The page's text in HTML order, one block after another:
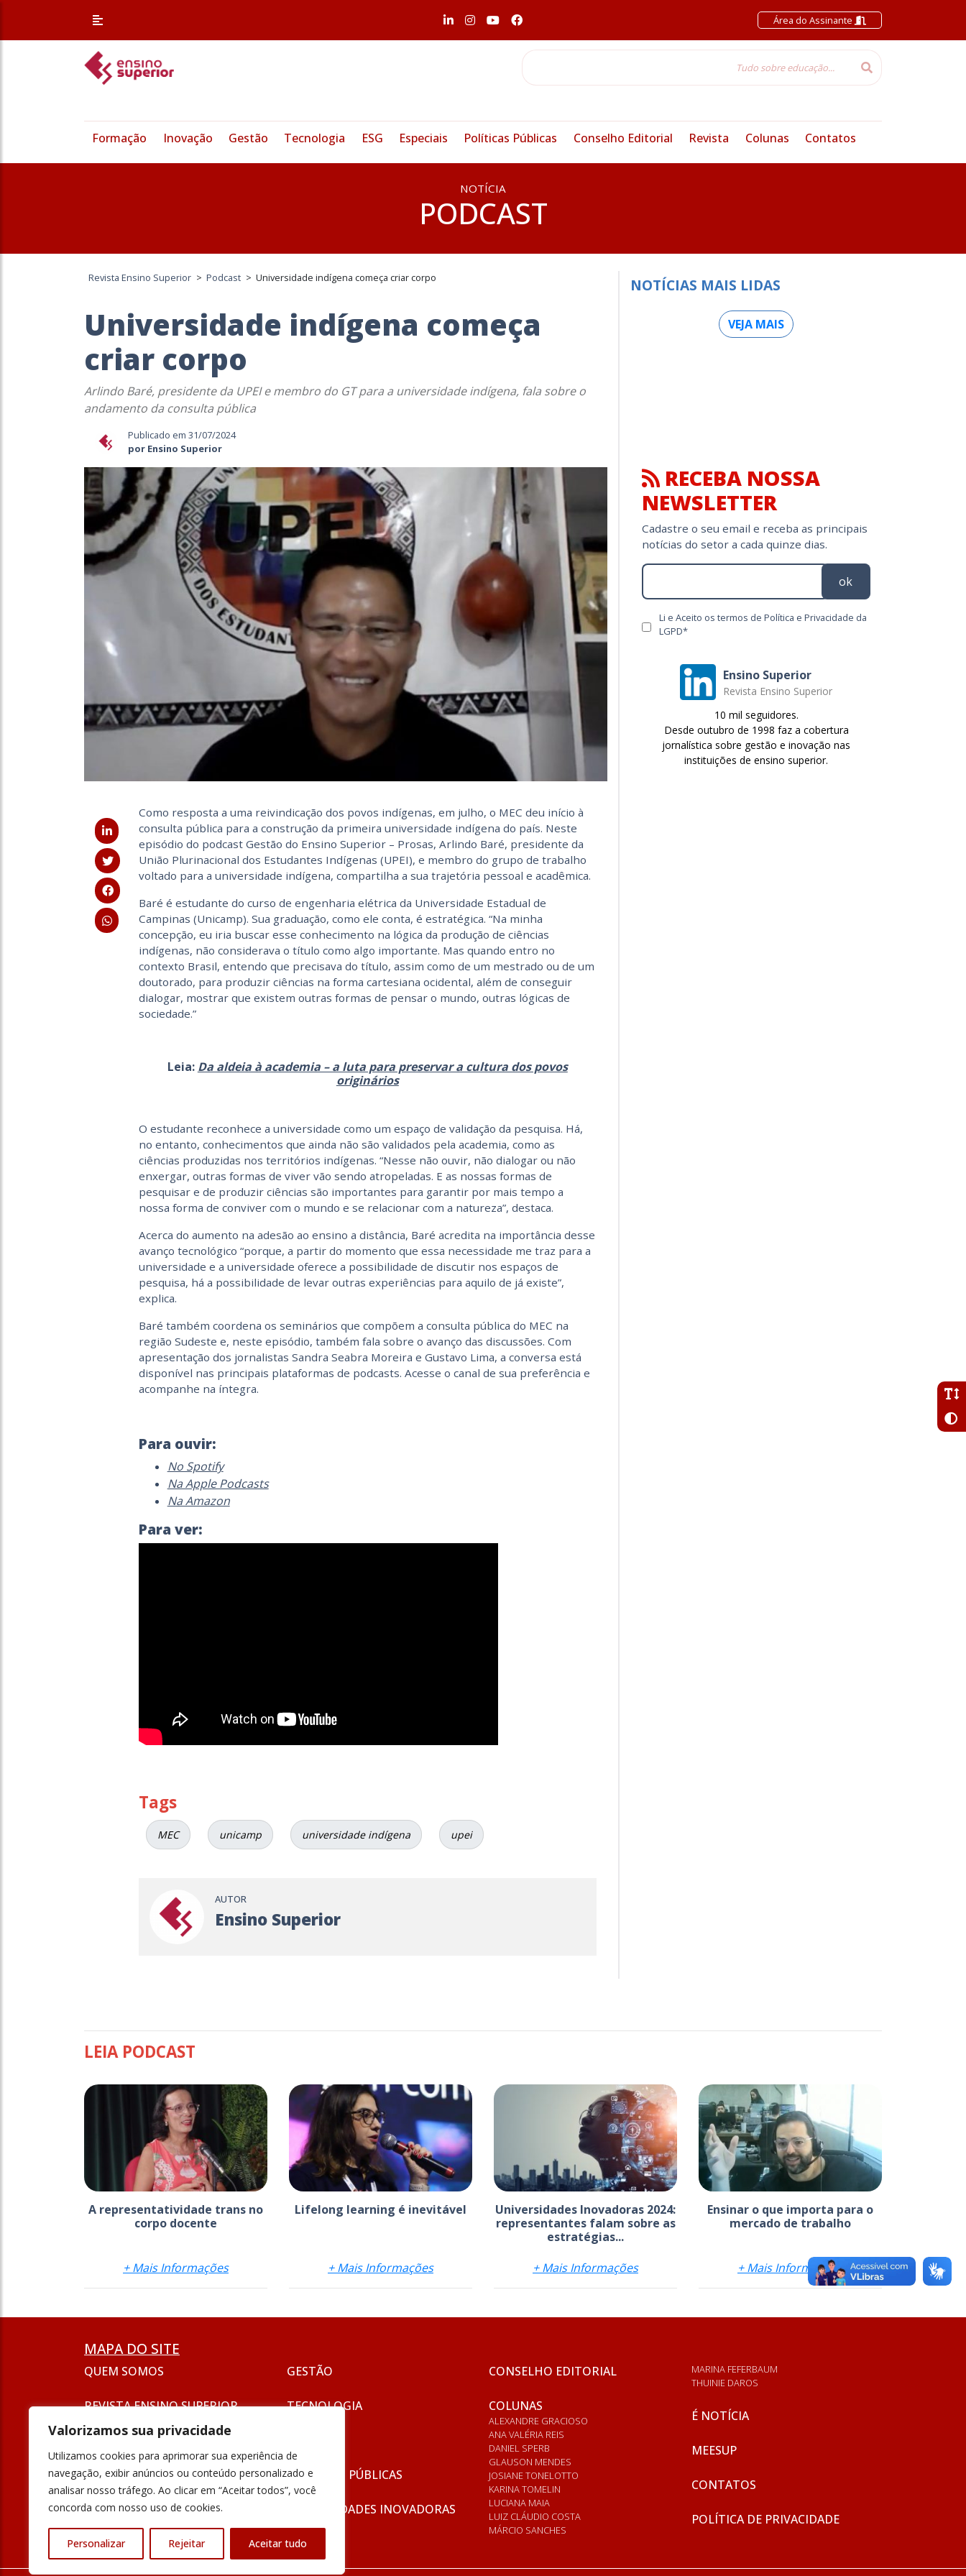
Valorizamos sua privacidade
Utilizamos cookies para aprimorar sua experiência de
navegação, exibir anúncios ou conteúdo personalizado e
analisar nosso tráfego. Ao clicar em “Aceitar todos”, você
concorda com nosso uso de cookies.
Personalizar Rejeitar Aceitar tudo
Área do Assinante
Formação Inovação Gestão Tecnologia ESG Especiais Políticas Públicas Conselho Editorial Revista Colunas Contatos
NOTÍCIA
PODCAST
Revista Ensino Superior > Podcast > Universidade indígena começa criar corpo
Universidade indígena começa
criar corpo
Arlindo Baré, presidente da UPEI e membro do GT para a universidade indígena, fala sobre o
andamento da consulta pública
Publicado em 31/07/2024
por Ensino Superior
Como resposta a uma reivindicação dos povos indígenas, em julho, o MEC deu início à
consulta pública para a construção da primeira universidade indígena do país. Neste
episódio do podcast Gestão do Ensino Superior – Prosas, Arlindo Baré, presidente da
União Plurinacional dos Estudantes Indígenas (UPEI), e membro do grupo de trabalho
voltado para a universidade indígena, compartilha a sua trajetória pessoal e acadêmica.
Baré é estudante do curso de engenharia elétrica da Universidade Estadual de
Campinas (Unicamp). Sua graduação, como ele conta, é estratégica. “Na minha
concepção, eu iria buscar esse conhecimento na lógica da produção de ciências
indígenas, não considerava o título como algo importante. Mas quando entro no
contexto Brasil, entendo que precisava do título, assim como de um mestrado ou de um
doutorado, para produzir ciências na forma cartesiana ocidental, além de conseguir
dialogar, mostrar que existem outras formas de pensar o mundo, outras lógicas de
sociedade.”
Leia: Da aldeia à academia – a luta para preservar a cultura dos povos
originários
O estudante reconhece a universidade como um espaço de validação da pesquisa. Há,
no entanto, conhecimentos que ainda não são validados pela academia, como as
ciências produzidas nos territórios indígenas. “Nesse não ouvir, não dialogar ou não
enxergar, outras formas de viver vão sendo atropeladas. E as nossas formas de
pesquisar e de produzir ciências são importantes para garantir por mais tempo a
nossa forma de conviver com o mundo e se relacionar com a natureza”, destaca.
Acerca do aumento na adesão ao ensino a distância, Baré acredita na importância desse
avanço tecnológico “porque, a partir do momento que essa necessidade me traz para a
universidade e a universidade oferece a possibilidade de discutir nos espaços de
pesquisa, há a possibilidade de levar outras experiências para aquilo de já existe”,
explica.
Baré também coordena os seminários que compõem a consulta pública do MEC na
região Sudeste e, neste episódio, também fala sobre o avanço das discussões. Com
apresentação dos jornalistas Sandra Seabra Moreira e Gustavo Lima, a conversa está
disponível nas principais plataformas de podcasts. Acesse o canal de sua preferência e
acompanhe na íntegra.
Para ouvir:
No Spotify
Na Apple Podcasts
Na Amazon
Para ver:
Tags
MEC unicamp universidade indígena upei
AUTOR
Ensino Superior
NOTÍCIAS MAIS LIDAS
VEJA MAIS
RECEBA NOSSA
NEWSLETTER
Cadastre o seu email e receba as principais
notícias do setor a cada quinze dias.
ok
Li e Aceito os termos de Política e Privacidade da
LGPD*
Ensino Superior
Revista Ensino Superior
10 mil seguidores.
Desde outubro de 1998 faz a cobertura
jornalística sobre gestão e inovação nas
instituições de ensino superior.
LEIA PODCAST
A representatividade trans no
corpo docente
+ Mais Informações
Lifelong learning é inevitável
+ Mais Informações
Universidades Inovadoras 2024:
representantes falam sobre as
estratégias...
+ Mais Informações
Ensinar o que importa para o
mercado de trabalho
+ Mais Informações
MAPA DO SITE
QUEM SOMOS
REVISTA ENSINO SUPERIOR
SEJA UM ANUNCIANTE
FORMAÇÃO
INOVAÇÃO
PODCAST
GESTÃO
TECNOLOGIA
POLÍTICAS PÚBLICAS
UNIVERSIDADES INOVADORAS
CONSELHO EDITORIAL
COLUNAS
ALEXANDRE GRACIOSO
ANA VALÉRIA REIS
DANIEL SPERB
GLAUSON MENDES
JOSIANE TONELOTTO
KARINA TOMELIN
LUCIANA MAIA
LUIZ CLÁUDIO COSTA
MÁRCIO SANCHES
MARINA FEFERBAUM
THUINIE DAROS
É NOTÍCIA
MEESUP
CONTATOS
POLÍTICA DE PRIVACIDADE